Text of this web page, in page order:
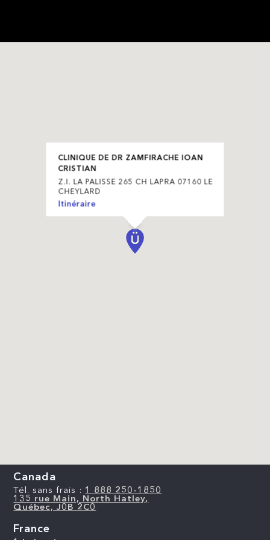
CLINIQUE DE DR ZAMFIRACHE IOAN
CRISTIAN
Z.I. LA PALISSE 265 CH LAPRA 07160 LE
CHEYLARD
Itinéraire
Canada
Tél. sans frais : 1 888 250-1850
135 rue Main, North Hatley,
Québec, J0B 2C0
France